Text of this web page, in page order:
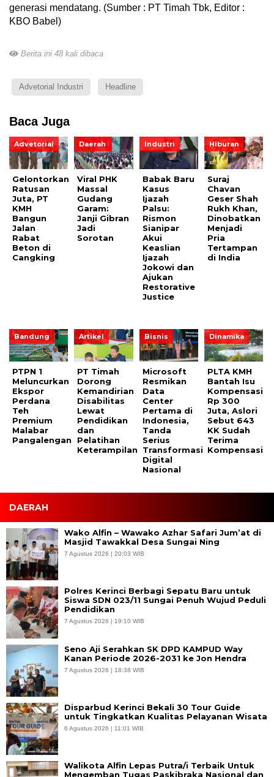
generasi mendatang. (Sumber : PT Timah Tbk, Editor :
KBO Babel)
Berita ini 48 kali dibaca
Advetorial Industri Headline
Baca Juga
Advetorial
Gelontorkan
Ratusan
Juta, PT
KMH
Bangun
Jalan
Rabat
Beton di
Cangking
Daerah
Viral PHK
Massal
Gudang
Garam:
Janji Gibran
Jadi
Sorotan
Industri
Babak Baru
Kasus
Ijazah
Palsu:
Rismon
Sianipar
Akui
Keaslian
Ijazah
Jokowi dan
Ajukan
Restorative
Justice
Hiburan
Suraj
Chavan
Geser Shah
Rukh Khan,
Dinobatkan
Menjadi
Pria
Tertampan
di India
Bandung
PTPN 1
Meluncurkan
Ekspor
Perdana
Teh
Premium
Malabar
Pangalengan
Artikel
PT Timah
Dorong
Kemandirian
Disabilitas
Lewat
Pendidikan
dan
Pelatihan
Keterampilan
Bisnis
Microsoft
Resmikan
Data
Center
Pertama di
Indonesia,
Tanda
Serius
Transformasi
Digital
Nasional
Dinamika
PLTA KMH
Bantah Isu
Kompensasi
Rp 300
Juta, Aslori
Sebut 643
KK Sudah
Terima
Kompensasi
DAERAH
Wako Alfin – Wawako Azhar Safari Jum’at di
Masjid Tawakkal Desa Sungai Ning
7 Agustus 2026 | 20:03 WIB
Polres Kerinci Berbagi Sepatu Baru untuk
Siswa SDN 023/11 Sungai Penuh Wujud Peduli
Pendidikan
7 Agustus 2026 | 19:10 WIB
Seno Aji Serahkan SK DPD KAMPUD Way
Kanan Periode 2026-2031 ke Jon Hendra
7 Agustus 2026 | 18:38 WIB
Disparbud Kerinci Bekali 30 Tour Guide
untuk Tingkatkan Kualitas Pelayanan Wisata
6 Agustus 2026 | 11:01 WIB
Walikota Alfin Lepas Putra/i Terbaik Untuk
Mengemban Tugas Paskibraka Nasional dan